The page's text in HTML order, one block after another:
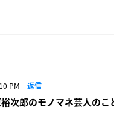
PM 返信
次郎のモノマネ芸人のこ